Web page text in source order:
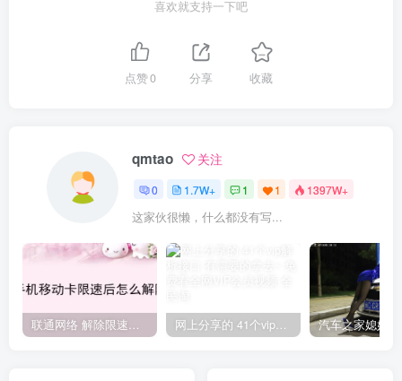
喜欢就支持一下吧
点赞0 分享 收藏
qmtao 关注
0 1.7W+ 1 1 1397W+
这家伙很懒，什么都没有写...
联通网络 解除限速方法参考！畅享、畅玩、老白干等及其它地区自测了 网上分享的 41个vip解析接口 有需要的拿去~ 免费看全网VIP会员视频